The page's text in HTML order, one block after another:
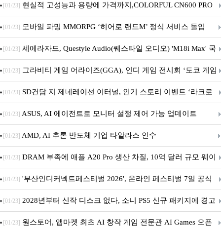
브랜드데이 기획전 진행
[01/23] 현실적 고성능과 용량에 가격까지,COLORFUL CN600 PRO
M.2 NVMe 디앤디컴 1TB
[01/23] 모바일 파밍 MMORPG ‘히어로 랜드M’ 정식 서비스 돌입
[01/23] 셰에라자드, Questyle Audio(퀘스타일 오디오) 'M18i Max' 국
내 정식 출시
[01/23] 그라비티 게임 어라이즈(GGA), 인디 게임 전시회 ‘도쿄 게임
던전 13’ 참가!
[01/23] SD건담 지 제네레이션 이터널, 인기 스토리 이벤트 ‘라크로
아의 용사’ 재개최 및 풍성한 기념 이벤트 실시!
[01/23] ASUS, AI 에이전트로 모니터 설정 제어 가능 업데이트
[01/23] AMD, AI 추론 반도체 기업 타알라스 인수
[01/23] DRAM 부족에 애플 A20 Pro 생산 차질, 10억 달러 규모 웨이
퍼 대기
[01/23] '부산인디커넥트페스티벌 2026', 온라인 페스티벌 7일 공식
개막... 22일간 진행
[01/23] 2028년부터 신작 디스크 없다, 소니 PS5 신규 패키지에 경고
문 추가
[01/23] 원스토어, 앱마켓 최초 AI 창작 게임 전문관 AI Games 오픈